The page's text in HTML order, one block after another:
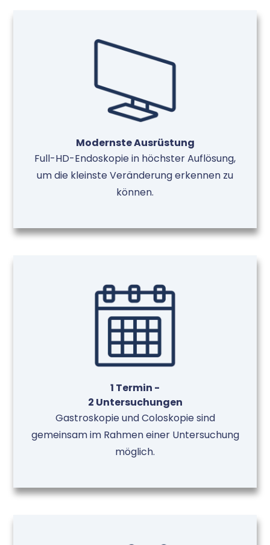
Modernste Ausrüstung
Full-HD-Endoskopie in höchster Auflösung,
um die kleinste Veränderung erkennen zu
können.
1 Termin -
2 Untersuchungen
Gastroskopie und Coloskopie sind
gemeinsam im Rahmen einer Untersuchung
möglich.